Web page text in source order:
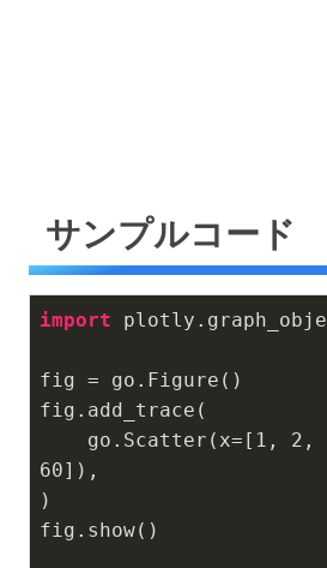
サンプルコード
import
fig = go.Figure()
fig.add_trace(
    go.Scatter(x=[
1 , 2 ,
60]),
)
fig.show()